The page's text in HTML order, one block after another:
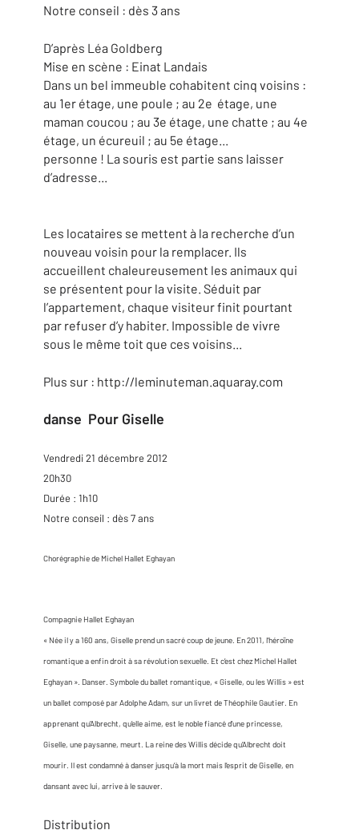
Notre conseil : dès 3 ans
D’après Léa Goldberg
Mise en scène : Einat Landais
Dans un bel immeuble cohabitent cinq voisins :
au 1er étage, une poule ; au 2e étage, une
maman coucou ; au 3e étage, une chatte ; au 4e
étage, un écureuil ; au 5e étage...
personne ! La souris est partie sans laisser
d’adresse...
Les locataires se mettent à la recherche d’un
nouveau voisin pour la remplacer. Ils
accueillent chaleureusement les animaux qui
se présentent pour la visite. Séduit par
l’appartement, chaque visiteur finit pourtant
par refuser d’y habiter. Impossible de vivre
sous le même toit que ces voisins...
Plus sur : http://leminuteman.aquaray.com
danse Pour Giselle
Vendredi 21 décembre 2012
20h30
Durée : 1h10
Notre conseil : dès 7 ans
Chorégraphie de Michel Hallet Eghayan
Compagnie Hallet Eghayan
« Née il y a 160 ans, Giselle prend un sacré coup de jeune. En 2011, l’héroïne
romantique a enfin droit à sa révolution sexuelle. Et c’est chez Michel Hallet
Eghayan ». Danser. Symbole du ballet romantique, « Giselle, ou les Willis » est
un ballet composé par Adolphe Adam, sur un livret de Théophile Gautier. En
apprenant qu’Albrecht, qu’elle aime, est le noble fiancé d’une princesse,
Giselle, une paysanne, meurt. La reine des Willis décide qu’Albrecht doit
mourir. Il est condamné à danser jusqu’à la mort mais l’esprit de Giselle, en
dansant avec lui, arrive à le sauver.
Distribution